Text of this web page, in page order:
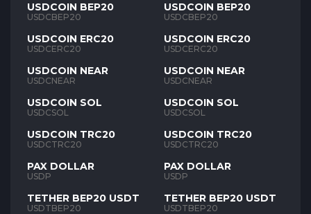
USDCOIN BEP20
USDCBEP20
USDCOIN ERC20
USDCERC20
USDCOIN NEAR
USDCNEAR
USDCOIN SOL
USDCSOL
USDCOIN TRC20
USDCTRC20
PAX DOLLAR
USDP
TETHER BEP20 USDT
USDTBEP20
USDCOIN BEP20
USDCBEP20
USDCOIN ERC20
USDCERC20
USDCOIN NEAR
USDCNEAR
USDCOIN SOL
USDCSOL
USDCOIN TRC20
USDCTRC20
PAX DOLLAR
USDP
TETHER BEP20 USDT
USDTBEP20